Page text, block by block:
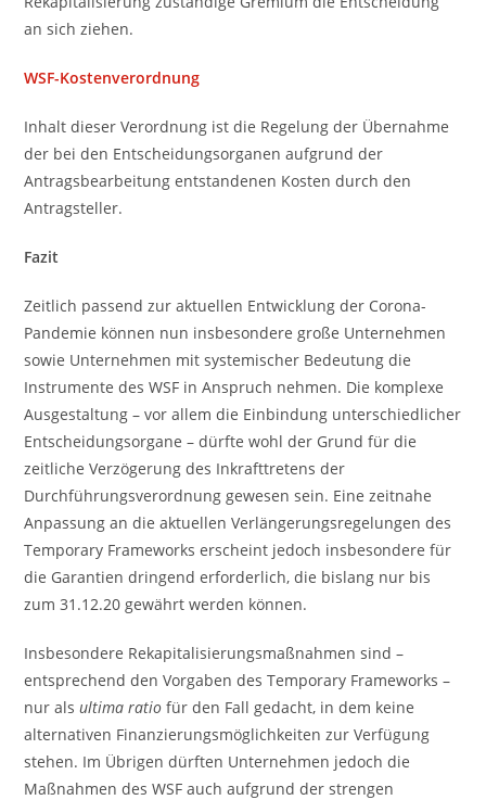
an sich ziehen.
WSF-Kostenverordnung
Inhalt dieser Verordnung ist die Regelung der Übernahme
der bei den Entscheidungsorganen aufgrund der
Antragsbearbeitung entstandenen Kosten durch den
Antragsteller.
Fazit
Zeitlich passend zur aktuellen Entwicklung der Corona-
Pandemie können nun insbesondere große Unternehmen
sowie Unternehmen mit systemischer Bedeutung die
Instrumente des WSF in Anspruch nehmen. Die komplexe
Ausgestaltung – vor allem die Einbindung unterschiedlicher
Entscheidungsorgane – dürfte wohl der Grund für die
zeitliche Verzögerung des Inkrafttretens der
Durchführungsverordnung gewesen sein. Eine zeitnahe
Anpassung an die aktuellen Verlängerungsregelungen des
Temporary Frameworks erscheint jedoch insbesondere für
die Garantien dringend erforderlich, die bislang nur bis
zum 31.12.20 gewährt werden können.
Insbesondere Rekapitalisierungsmaßnahmen sind –
entsprechend den Vorgaben des Temporary Frameworks –
nur alsultima ratio für den Fall gedacht, in dem keine
alternativen Finanzierungsmöglichkeiten zur Verfügung
stehen. Im Übrigen dürften Unternehmen jedoch die
Maßnahmen des WSF auch aufgrund der strengen